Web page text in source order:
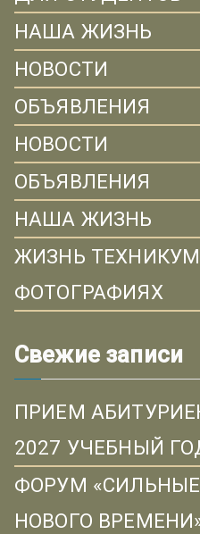
НАША ЖИЗНЬ
НОВОСТИ
ОБЪЯВЛЕНИЯ
НОВОСТИ
ОБЪЯВЛЕНИЯ
НАША ЖИЗНЬ
ЖИЗНЬ
ФОТОГРАФИЯХ
Свежие записи
ПРИЕМ
2027 УЧЕБНЫЙ
ФОРУМ
НОВОГО